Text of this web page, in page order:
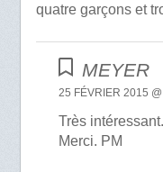
quatre garçons et
MEYER
25 FÉVRIER 2015
Très intéressant.
Merci. PM